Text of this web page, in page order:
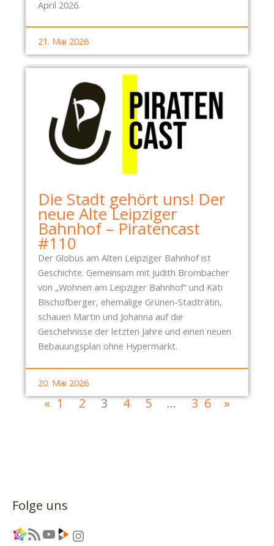
April 2026.
21. Mai 2026
Die Stadt gehört uns! Der
neue Alte Leipziger
Bahnhof – Piratencast
#110
Der Globus am Alten Leipziger Bahnhof ist
Geschichte. Gemeinsam mit Judith Brombacher
von „Wohnen am Leipziger Bahnhof“ und Kati
Bischofberger, ehemalige Grünen-Stadträtin,
schauen Martin und Johanna auf die
Geschehnisse der letzten Jahre und einen neuen
Bebauungsplan ohne Hypermarkt.
20. Mai 2026
« 1 2 3 4 5 … 36 »
Folge uns
Link RSS-Feed YouTube Link Instagram